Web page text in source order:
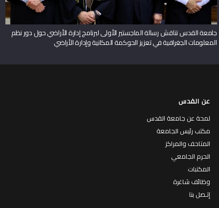
جامعة القدس تناقش رسالة الماجستير الأولى لبرنامج إدارة الأراضي حول دور نظم
المعلومات الجغرافية في تعزيز الحوكمة المكانية وإدارة الأراضي
عن القدس
لمحة عن جامعة القدس
مكتب رئيس الجامعة
المتاحف والمراكز
الحرم الجامعي
المكتبات
وظائف شاغرة
إتـصل بنا